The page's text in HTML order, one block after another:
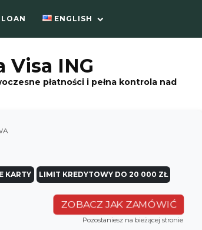
LOAN ENGLISH
Visa ING
płatności i pełna kontrola nad
KARTY LIMIT KREDYTOWY DO 20 000 ZŁ
ZOBACZ JAK ZAMÓWIĆ
Pozostaniesz na bieżącej stronie